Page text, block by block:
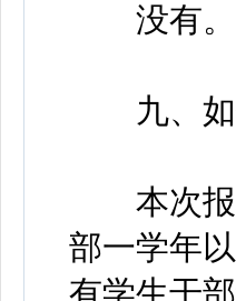
没有。
九、如
本次报
部一学年
有学生干